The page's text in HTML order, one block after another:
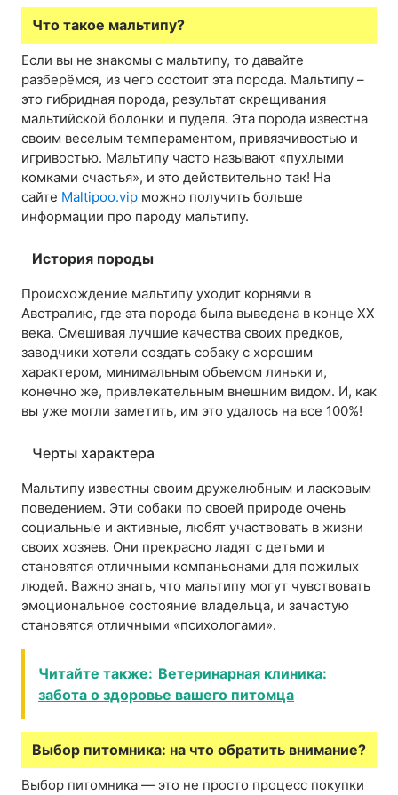
Что такое мальтипу?
Если вы не знакомы с мальтипу, то давайте
разберёмся, из чего состоит эта порода. Мальтипу –
это гибридная порода, результат скрещивания
мальтийской болонки и пуделя. Эта порода известна
своим веселым темпераментом, привязчивостью и
игривостью. Мальтипу часто называют «пухлыми
комками счастья», и это действительно так! На
сайте Maltipoo.vip можно получить больше
информации про пароду мальтипу.
История породы
Происхождение мальтипу уходит корнями в
Австралию, где эта порода была выведена в конце XX
века. Смешивая лучшие качества своих предков,
заводчики хотели создать собаку с хорошим
характером, минимальным объемом линьки и,
конечно же, привлекательным внешним видом. И, как
вы уже могли заметить, им это удалось на все 100%!
Черты характера
Мальтипу известны своим дружелюбным и ласковым
поведением. Эти собаки по своей природе очень
социальные и активные, любят участвовать в жизни
своих хозяев. Они прекрасно ладят с детьми и
становятся отличными компаньонами для пожилых
людей. Важно знать, что мальтипу могут чувствовать
эмоциональное состояние владельца, и зачастую
становятся отличными «психологами».
Читайте также: Ветеринарная клиника:
забота о здоровье вашего питомца
Выбор питомника: на что обратить внимание?
Выбор питомника — это не просто процесс покупки